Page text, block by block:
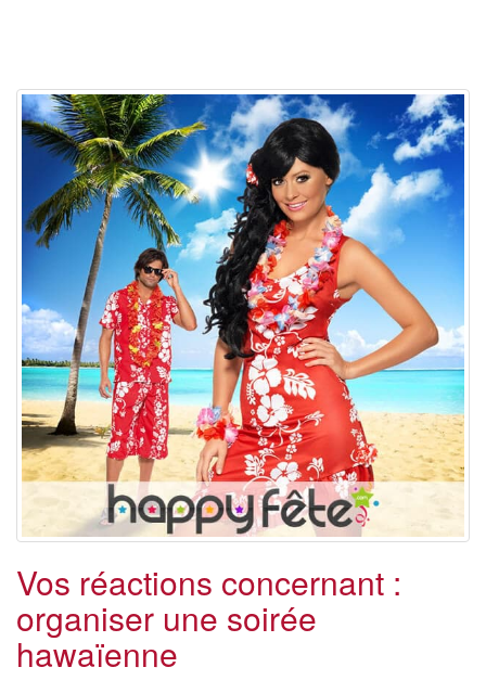
Vos réactions concernant :
organiser une soirée
hawaïenne